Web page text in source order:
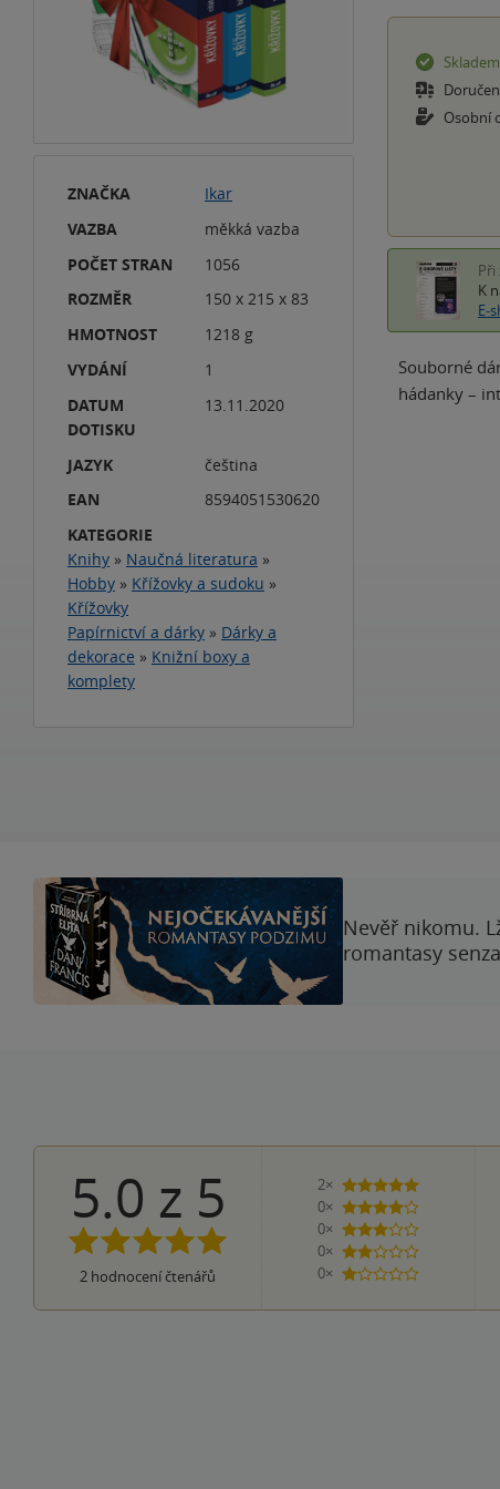
ZNAČKA
Ikar
VAZBA
měkká vazba
POČET STRAN
1056
ROZMĚR
150 x 215 x 83
HMOTNOST
1218 g
VYDÁNÍ
1
DATUM
DOTISKU
13.11.2020
JAZYK
čeština
EAN
8594051530620
KATEGORIE
Knihy » Naučná literatura »
Hobby » Křížovky a sudoku »
Křížovky
Papírnictví a dárky » Dárky a
dekorace » Knižní boxy a
komplety
Skladem
Osobní
Při
K
E-
Souborné
hádanky –
Nevěř nikomu.
romantasy
5.0 z 5
2 hodnocení čtenářů
2×
5 hvězdiček
0×
4 hvězdičky
0×
3 hvězdičky
0×
2 hvězdičky
0×
1 hvezdička